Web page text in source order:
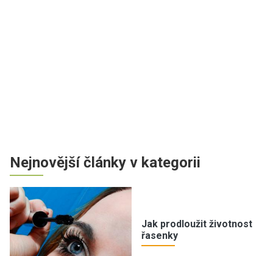
Nejnovější články v kategorii
Jak prodloužit životnost
řasenky